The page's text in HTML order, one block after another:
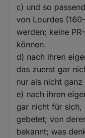
c) und so
von Lourdes
werden; keine
können.
d) nach ihren
das zuerst gar
nur als nicht
e) nach ihren
gar nicht für
gebetet; von
bekannt; was